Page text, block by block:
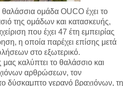
θαλάσσια ομάδα OUCO έχει το
της ομάδων και κατασκευής,
που έχει 47 έτη εμπειρίας
η οποία παρέχει επίσης μετά
στο εξωτερικό.
μας καλύπτει το θαλάσσιο και
αρθρώσεων, τον
δύσκαμπτο γερανό βραχιόνων, τη